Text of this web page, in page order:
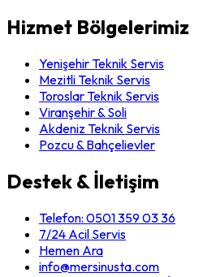
Hizmet Bölgelerimiz
Yenişehir Teknik Servis
Mezitli Teknik Servis
Toroslar Teknik Servis
Viranşehir & Soli
Akdeniz Teknik Servis
Pozcu & Bahçelievler
Destek & İletişim
Telefon: 0501 359 03 36
7/24 Acil Servis
Hemen Ara
info@mersinusta.com